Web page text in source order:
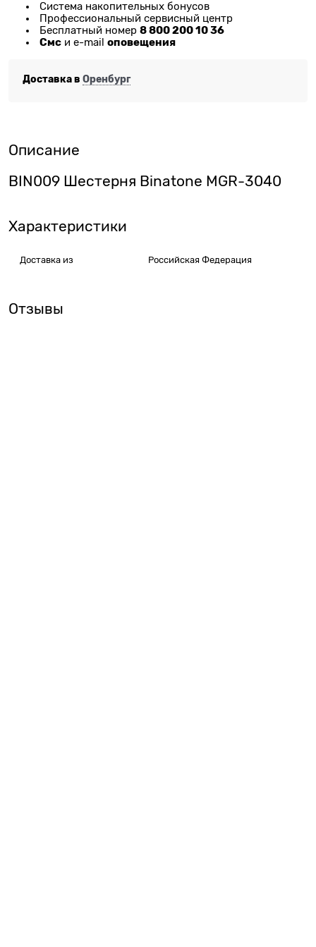
Система накопительных бонусов
Профессиональный сервисный центр
Бесплатный номер 8 800 200 10 36
Смс и e-mail оповещения
Доставка в Оренбург
Описание
BIN009 Шестерня Binatone MGR-3040
Характеристики
Доставка из Российская Федерация
Отзывы